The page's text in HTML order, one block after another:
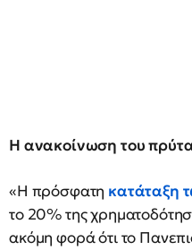
Η ανακοίνωση του
«Η πρόσφατη κατάταξη
το 20% της
ακόμη φορά ότι το